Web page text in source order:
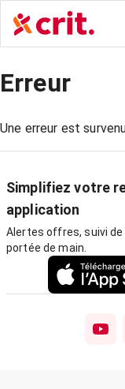
Erreur
Une erreur est
Simplifiez votre
application
Alertes offres, suivi
portée de main.